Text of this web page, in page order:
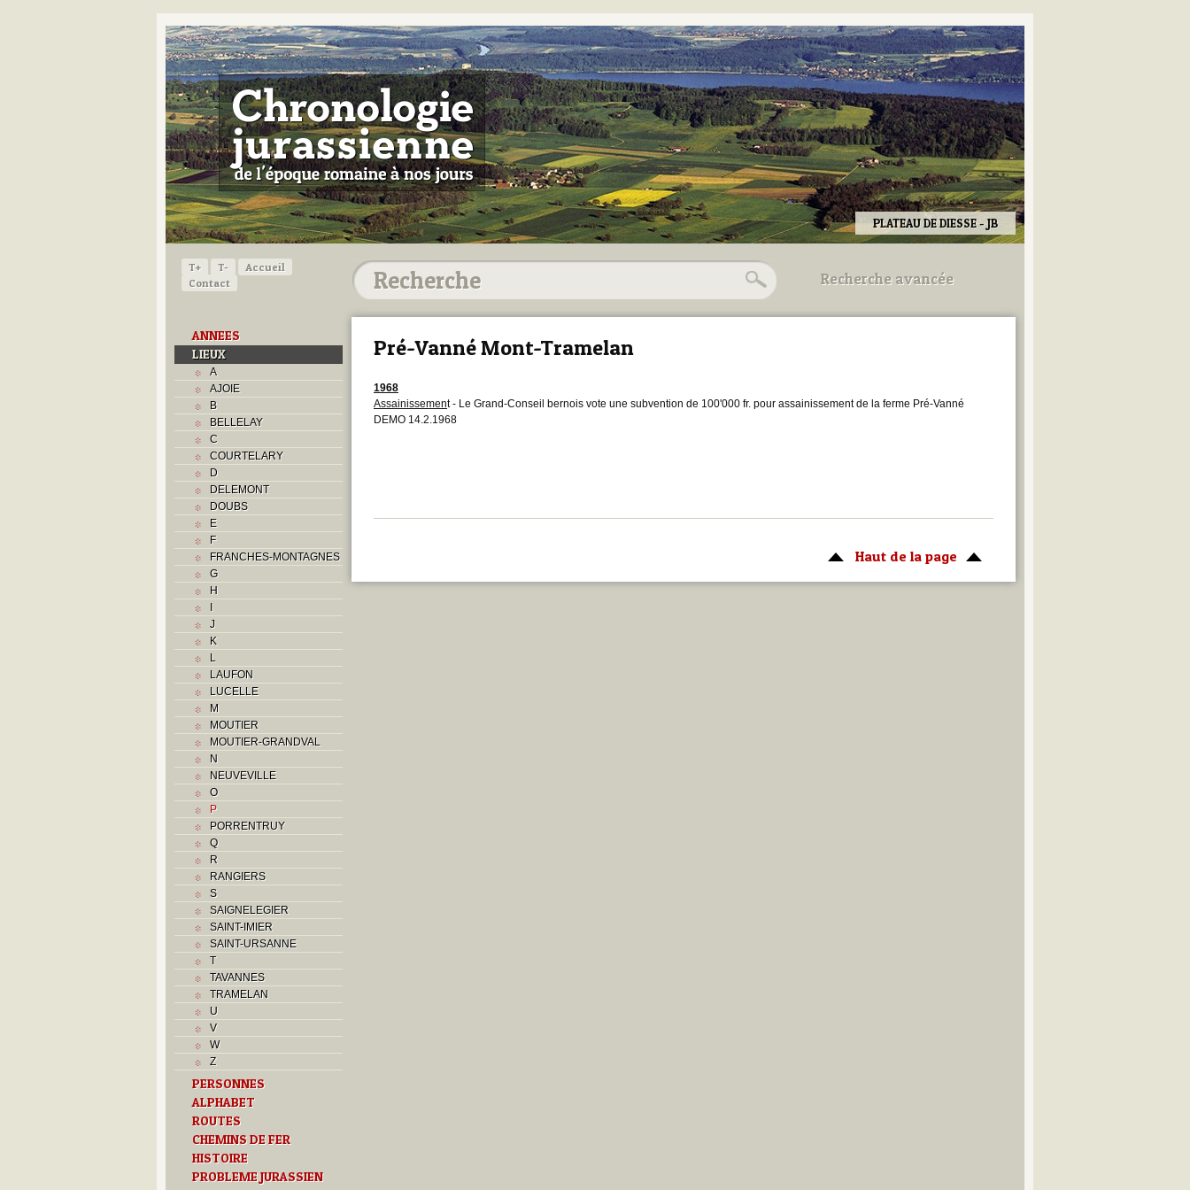
PLATEAU DE DIESSE - JB
T+ T-
Accueil
Contact
ANNEES
LIEUX
A
AJOIE
B
BELLELAY
C
COURTELARY
D
DELEMONT
DOUBS
E
F
FRANCHES-MONTAGNES
G
H
I
J
K
L
LAUFON
LUCELLE
M
MOUTIER
MOUTIER-GRANDVAL
N
NEUVEVILLE
O
P
PORRENTRUY
Q
R
RANGIERS
S
SAIGNELEGIER
SAINT-IMIER
SAINT-URSANNE
T
TAVANNES
TRAMELAN
U
V
W
Z
PERSONNES
ALPHABET
ROUTES
CHEMINS DE FER
HISTOIRE
PROBLEME JURASSIEN
Recherche avancée
Utilisez les champs ci-dessous
Pré-Vanné Mont-Tramelan
1968
Assainissement - Le Grand-Conseil bernois vote une subvention de 100'000 fr. pour assainissement de la ferme Pré-Vanné
DEMO 14.2.1968
Haut de la page